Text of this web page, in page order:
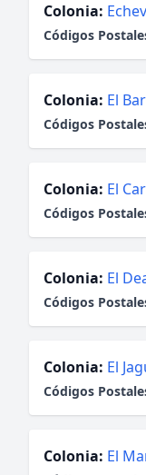
Colonia:
Códigos
Colonia: El
Códigos
Colonia: El
Códigos
Colonia: El
Códigos
Colonia: El
Códigos
Colonia: El